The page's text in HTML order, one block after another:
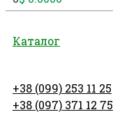
Каталог
+38 (099) 253 11 25
+38 (097) 371 12 75